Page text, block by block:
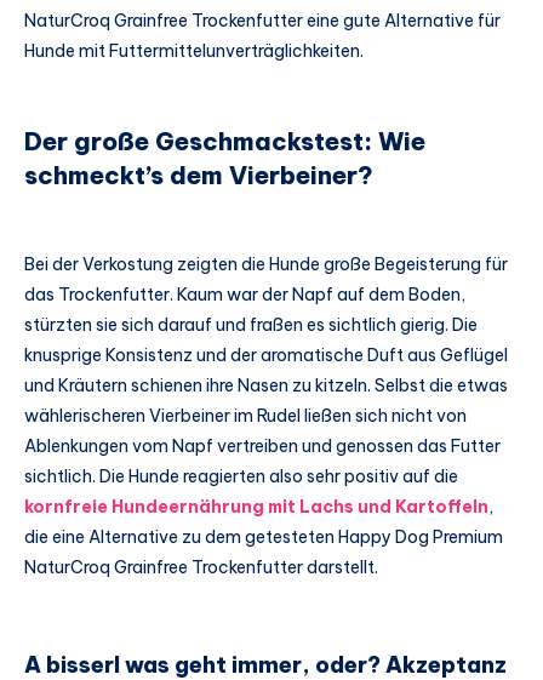
NaturCroq Grainfree Trockenfutter eine gute Alternative für
Hunde mit Futtermittelunverträglichkeiten.
Der große Geschmackstest: Wie
schmeckt’s dem Vierbeiner?
Bei der Verkostung zeigten die Hunde große Begeisterung für
das Trockenfutter. Kaum war der Napf auf dem Boden,
stürzten sie sich darauf und fraßen es sichtlich gierig. Die
knusprige Konsistenz und der aromatische Duft aus Geflügel
und Kräutern schienen ihre Nasen zu kitzeln. Selbst die etwas
wählerischeren Vierbeiner im Rudel ließen sich nicht von
Ablenkungen vom Napf vertreiben und genossen das Futter
sichtlich. Die Hunde reagierten also sehr positiv auf die
kornfreie Hundeernährung mit Lachs und Kartoffeln,
die eine Alternative zu dem getesteten Happy Dog Premium
NaturCroq Grainfree Trockenfutter darstellt.
A bisserl was geht immer, oder? Akzeptanz